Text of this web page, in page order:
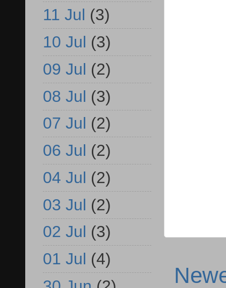
11 Jul (3)
10 Jul (3)
09 Jul (2)
08 Jul (3)
07 Jul (2)
06 Jul (2)
04 Jul (2)
03 Jul (2)
02 Jul (3)
01 Jul (4)